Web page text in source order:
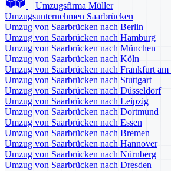
Umzugsfirma Müller
Umzugsunternehmen Saarbrücken
Umzug von Saarbrücken nach Berlin
Umzug von Saarbrücken nach Hamburg
Umzug von Saarbrücken nach München
Umzug von Saarbrücken nach Köln
Umzug von Saarbrücken nach Frankfurt
Umzug von Saarbrücken nach Stuttgart
Umzug von Saarbrücken nach Düsseldorf
Umzug von Saarbrücken nach Leipzig
Umzug von Saarbrücken nach Dortmund
Umzug von Saarbrücken nach Essen
Umzug von Saarbrücken nach Bremen
Umzug von Saarbrücken nach Hannover
Umzug von Saarbrücken nach Nürnberg
Umzug von Saarbrücken nach Dresden